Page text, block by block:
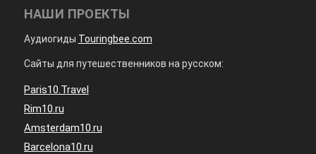
НАШИ ПРОЕКТЫ
Аудиогиды Touringbee.com
Сайты для путешественников на русском:
Paris10.Travel
Rim10.ru
Amsterdam10.ru
Barcelona10.ru